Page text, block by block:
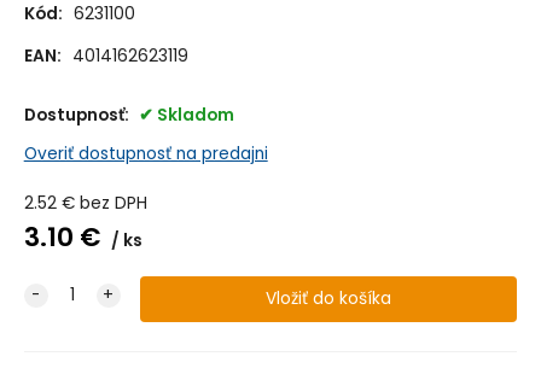
Kód: 6231100
EAN: 4014162623119
Dostupnosť:
Skladom
Overiť dostupnosť na predajni
2.52€ bez DPH
3.10 € ks